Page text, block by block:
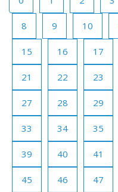
8 9 10
15 16 17
21 22 23
27 28 29
33 34 35
39 40 41
45 46 47